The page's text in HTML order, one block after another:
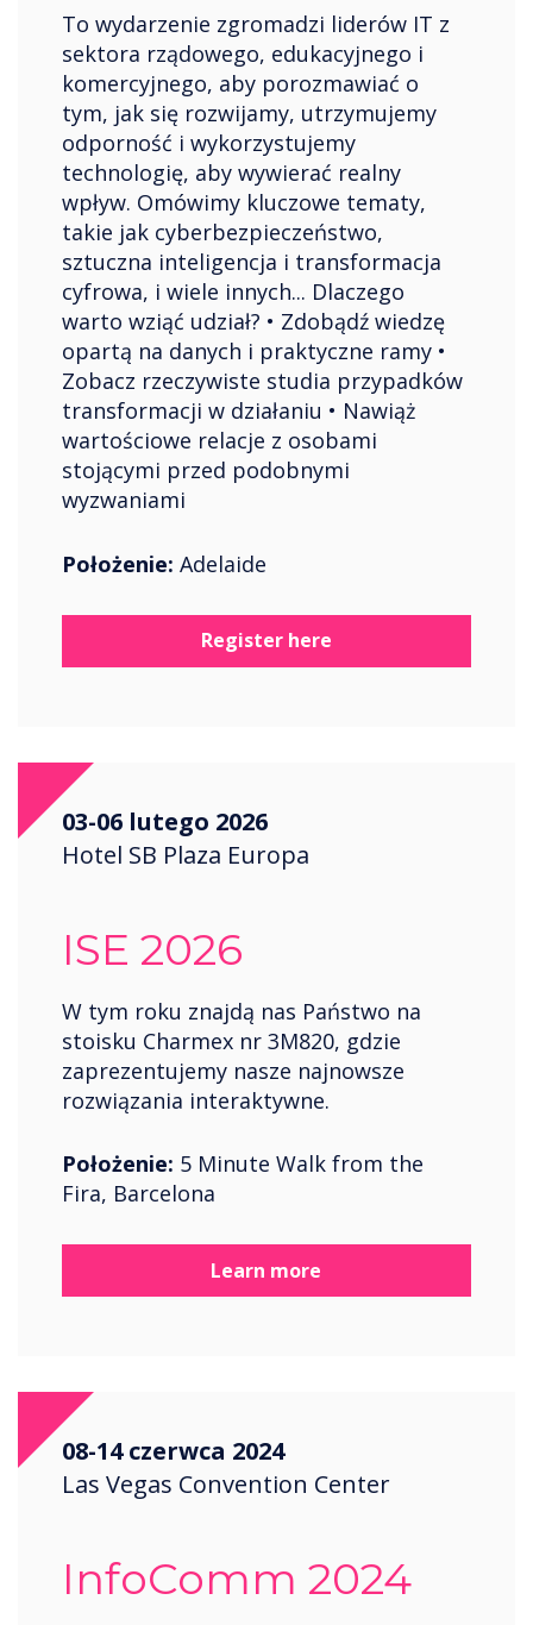
Zambia
To wydarzenie zgromadzi liderów IT z
sektora rządowego, edukacyjnego i
komercyjnego, aby porozmawiać o
tym, jak się rozwijamy, utrzymujemy
odporność i wykorzystujemy
technologię, aby wywierać realny
wpływ. Omówimy kluczowe tematy,
takie jak cyberbezpieczeństwo,
sztuczna inteligencja i transformacja
cyfrowa, i wiele innych... Dlaczego
warto wziąć udział? • Zdobądź wiedzę
opartą na danych i praktyczne ramy •
Zobacz rzeczywiste studia przypadków
transformacji w działaniu • Nawiąż
wartościowe relacje z osobami
stojącymi przed podobnymi
wyzwaniami
Położenie: Adelaide
Register here
03-06 lutego 2026
Hotel SB Plaza Europa
ISE 2026
W tym roku znajdą nas Państwo na
stoisku Charmex nr 3M820, gdzie
zaprezentujemy nasze najnowsze
rozwiązania interaktywne.
Położenie: 5 Minute Walk from the
Fira, Barcelona
Learn more
08-14 czerwca 2024
Las Vegas Convention Center
InfoComm 2024